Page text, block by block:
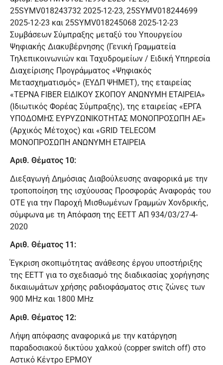
25SYMV018243732 2025-12-23, 25SYMV018244699
2025-12-23 και 25SYMV018245068 2025-12-23
Συμβάσεων Σύμπραξης μεταξύ του Υπουργείου
Ψηφιακής Διακυβέρνησης (Γενική Γραμματεία
Τηλεπικοινωνιών και Ταχυδρομείων / Ειδική Υπηρεσία
Διαχείρισης Προγράμματος «Ψηφιακός
Μετασχηματισμός» (ΕΥΔΠ ΨΗΜΕΤ), της εταιρείας
«ΤΕΡΝΑ FIBER ΕΙΔΙΚΟΥ ΣΚΟΠΟΥ ΑΝΩΝΥΜΗ ΕΤΑΙΡΕΙΑ»
(Ιδιωτικός Φορέας Σύμπραξης), της εταιρείας «ΕΡΓΑ
ΥΠΟΔΟΜΗΣ ΕΥΡΥΖΩΝΙΚΟΤΗΤΑΣ ΜΟΝΟΠΡΟΣΩΠΗ ΑΕ»
(Αρχικός Μέτοχος) και «GRID TELECOM
ΜΟΝΟΠΡΟΣΩΠΗ ΑΝΩΝΥΜΗ ΕΤΑΙΡΕΙΑ
Αριθ. Θέματος 10:
Διεξαγωγή Δημόσιας Διαβούλευσης αναφορικά με την
τροποποίηση της ισχύουσας Προσφοράς Αναφοράς του
ΟΤΕ για την Παροχή Μισθωμένων Γραμμών Χονδρικής,
σύμφωνα με τη Απόφαση της ΕΕΤΤ ΑΠ 934/03/27-4-
2020
Αριθ. Θέματος 11:
Έγκριση σκοπιμότητας ανάθεσης έργου υποστήριξης
της ΕΕΤΤ για το σχεδιασμό της διαδικασίας χορήγησης
δικαιωμάτων χρήσης ραδιοφάσματος στις ζώνες των
900 MHz και 1800 MHz
Αριθ. Θέματος 12:
Λήψη απόφασης αναφορικά με την κατάργηση
παραδοσιακού δικτύου χαλκού (copper switch off) στο
Αστικό Κέντρο ΕΡΜΟΥ